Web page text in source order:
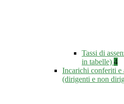
Tassi di
in tabelle) 4
Incarichi conferiti e
(dirigenti e non